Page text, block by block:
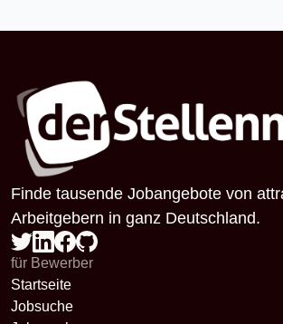
Finde tausende Jobangebote von
Arbeitgebern in ganz Deutschland.
für Bewerber
Startseite
Jobsuche